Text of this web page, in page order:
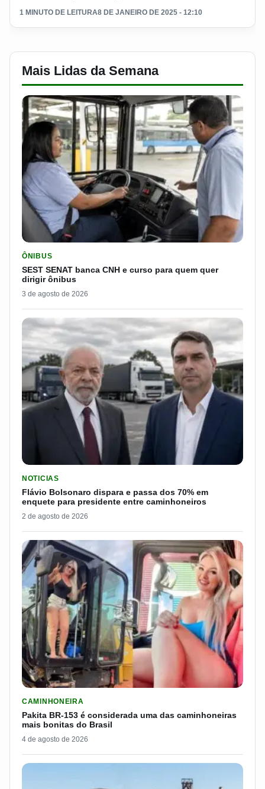
1 MINUTO DE LEITURA8 DE JANEIRO DE 2025 - 12:10
Mais Lidas da Semana
ÔNIBUS
SEST SENAT banca CNH e curso para quem quer
dirigir ônibus
3 de agosto de 2026
NOTICIAS
Flávio Bolsonaro dispara e passa dos 70% em
enquete para presidente entre caminhoneiros
2 de agosto de 2026
CAMINHONEIRA
Pakita BR-153 é considerada uma das caminhoneiras
mais bonitas do Brasil
4 de agosto de 2026